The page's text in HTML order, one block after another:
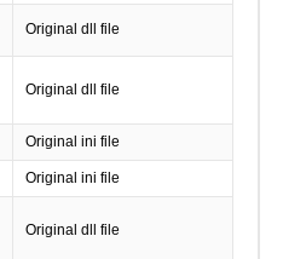
Original dll file
Original dll file
Original ini file
Original ini file
Original dll file